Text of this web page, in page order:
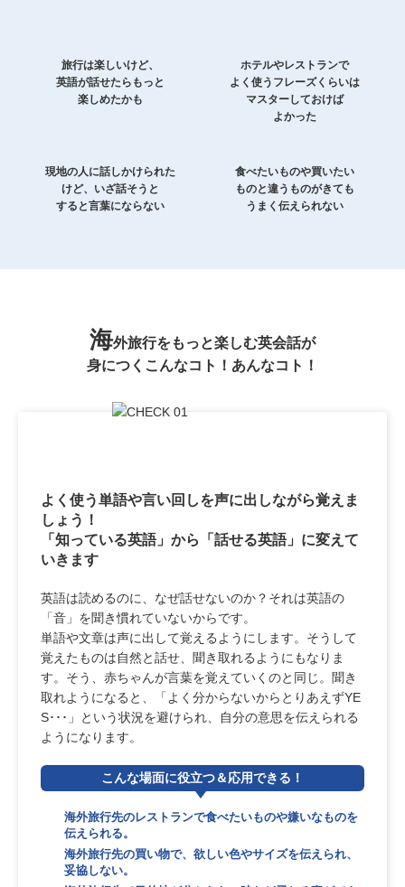
旅行は楽しいけど、
英語が話せたらもっと
楽しめたかも
ホテルやレストランで
よく使うフレーズくらいは
マスターしておけば
よかった
現地の人に話しかけられた
けど、いざ話そうと
すると言葉にならない
食べたいものや買いたい
ものと違うものがきても
うまく伝えられない
海外旅行をもっと楽しむ英会話が
身につくこんなコト！あんなコト！
よく使う単語や言い回しを声に出しながら覚えま
しょう！
「知っている英語」から「話せる英語」に変えて
いきます
英語は読めるのに、なぜ話せないのか？それは英語の
「音」を聞き慣れていないからです。
単語や文章は声に出して覚えるようにします。そうして
覚えたものは自然と話せ、聞き取れるようにもなりま
す。そう、赤ちゃんが言葉を覚えていくのと同じ。聞き
取れようになると、「よく分からないからとりあえずYE
S･･･」という状況を避けられ、自分の意思を伝えられる
ようになります。
こんな場面に役立つ＆応用できる！
海外旅行先のレストランで食べたいものや嫌いなものを
伝えられる。
海外旅行先の買い物で、欲しい色やサイズを伝えられ、
妥協しない。